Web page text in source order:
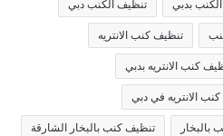
بدبي تنظيف الكنب دبي
تنظيف كنب الانتريه
كنب الانتريه بدبي
الانتريه في دبي
بالبخار تنظيف كنب بالبخار الشارقة